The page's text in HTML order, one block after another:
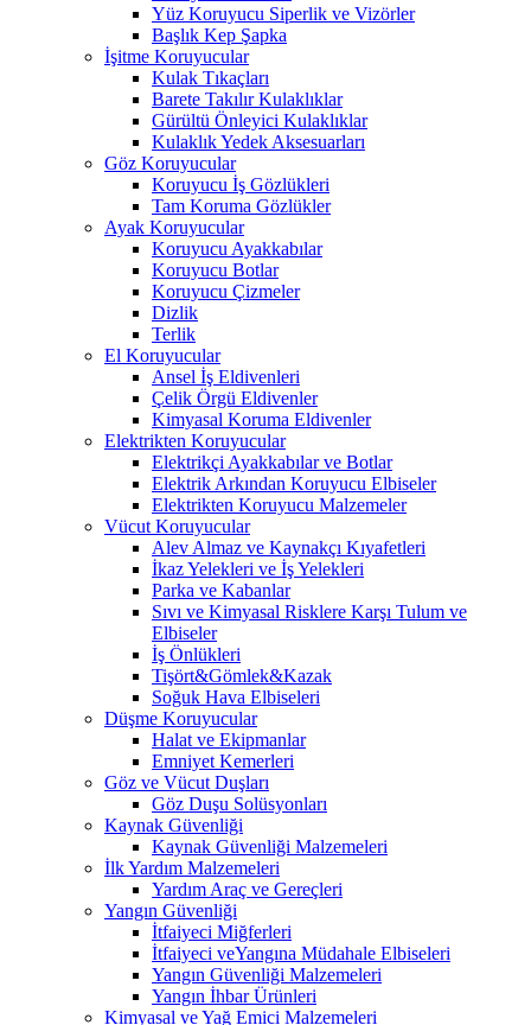
Yüz Koruyucu Siperlik ve Vizörler
Başlık Kep Şapka
İşitme Koruyucular
Kulak Tıkaçları
Barete Takılır Kulaklıklar
Gürültü Önleyici Kulaklıklar
Kulaklık Yedek Aksesuarları
Göz Koruyucular
Koruyucu İş Gözlükleri
Tam Koruma Gözlükler
Ayak Koruyucular
Koruyucu Ayakkabılar
Koruyucu Botlar
Koruyucu Çizmeler
Dizlik
Terlik
El Koruyucular
Ansel İş Eldivenleri
Çelik Örgü Eldivenler
Kimyasal Koruma Eldivenler
Elektrikten Koruyucular
Elektrikçi Ayakkabılar ve Botlar
Elektrik Arkından Koruyucu Elbiseler
Elektrikten Koruyucu Malzemeler
Vücut Koruyucular
Alev Almaz ve Kaynakçı Kıyafetleri
İkaz Yelekleri ve İş Yelekleri
Parka ve Kabanlar
Sıvı ve Kimyasal Risklere Karşı Tulum ve
Elbiseler
İş Önlükleri
Tişört&Gömlek&Kazak
Soğuk Hava Elbiseleri
Düşme Koruyucular
Halat ve Ekipmanlar
Emniyet Kemerleri
Göz ve Vücut Duşları
Göz Duşu Solüsyonları
Kaynak Güvenliği
Kaynak Güvenliği Malzemeleri
İlk Yardım Malzemeleri
Yardım Araç ve Gereçleri
Yangın Güvenliği
İtfaiyeci Miğferleri
İtfaiyeci veYangına Müdahale Elbiseleri
Yangın Güvenliği Malzemeleri
Yangın İhbar Ürünleri
Kimyasal ve Yağ Emici Malzemeleri